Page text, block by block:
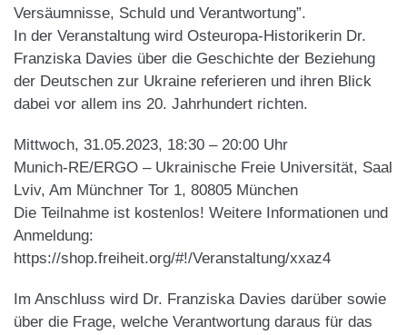
Versäumnisse, Schuld und Verantwortung”.
In der Veranstaltung wird Osteuropa-Historikerin Dr.
Franziska Davies über die Geschichte der Beziehung
der Deutschen zur Ukraine referieren und ihren Blick
dabei vor allem ins 20. Jahrhundert richten.
Mittwoch, 31.05.2023, 18:30 – 20:00 Uhr
Munich-RE/ERGO – Ukrainische Freie Universität, Saal
Lviv, Am Münchner Tor 1, 80805 München
Die Teilnahme ist kostenlos! Weitere Informationen und
Anmeldung:
https://shop.freiheit.org/#!/Veranstaltung/xxaz4
Im Anschluss wird Dr. Franziska Davies darüber sowie
über die Frage, welche Verantwortung daraus für das